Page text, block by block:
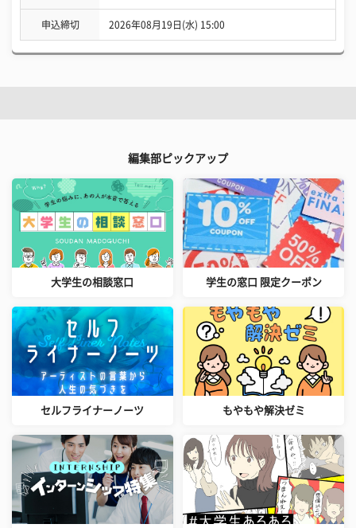
申込締切 2026年08月19日(水) 15:00
編集部ピックアップ
大学生の相談窓口 学生の窓口 限定クーポン
セルフライナーノーツ もやもや解決ゼミ